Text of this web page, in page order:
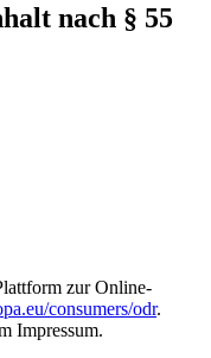
nach § 55
zur Online-
consumers/odr.
Impressum.